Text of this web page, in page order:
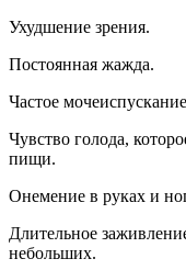
Ухудшение зрения.
Постоянная жажда.
Частое
Чувство голода,
пищи.
Онемение в руках и
Длительное
небольших.